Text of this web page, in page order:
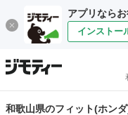
アプリなら
インストー
和歌山県のフィット(ホン